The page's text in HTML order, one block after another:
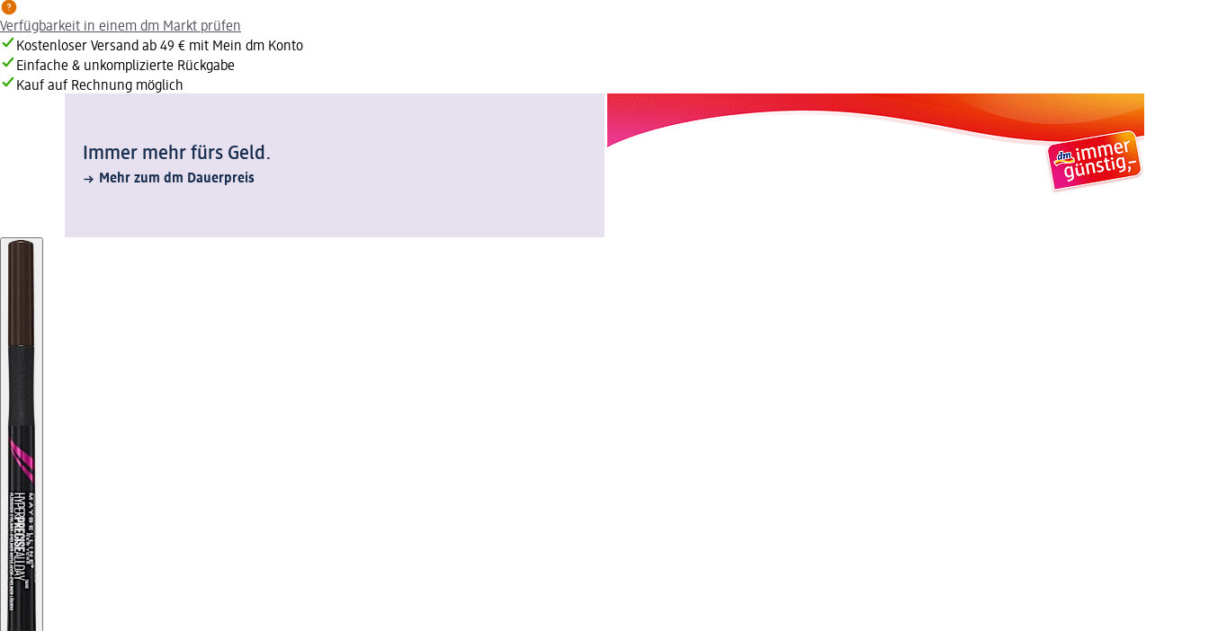
Verfügbarkeit in einem dm Markt prüfen
Kostenloser Versand ab 49 € mit Mein dm Konto
Einfache & unkomplizierte Rückgabe
Kauf auf Rechnung möglich
Immer mehr fürs Geld.
Mehr zum dm Dauerpreis